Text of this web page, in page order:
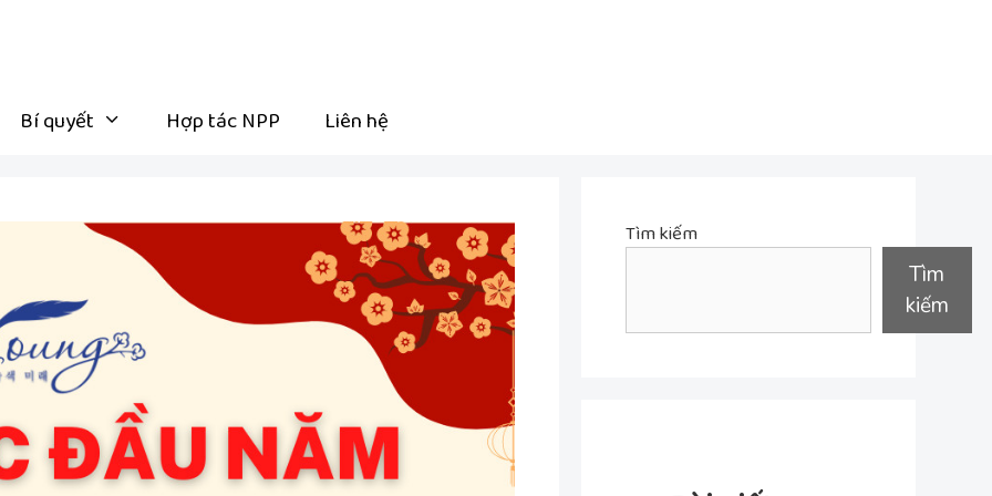
Bí quyết Hợp tác NPP Liên hệ
Tìm kiếm
Tìm
kiếm